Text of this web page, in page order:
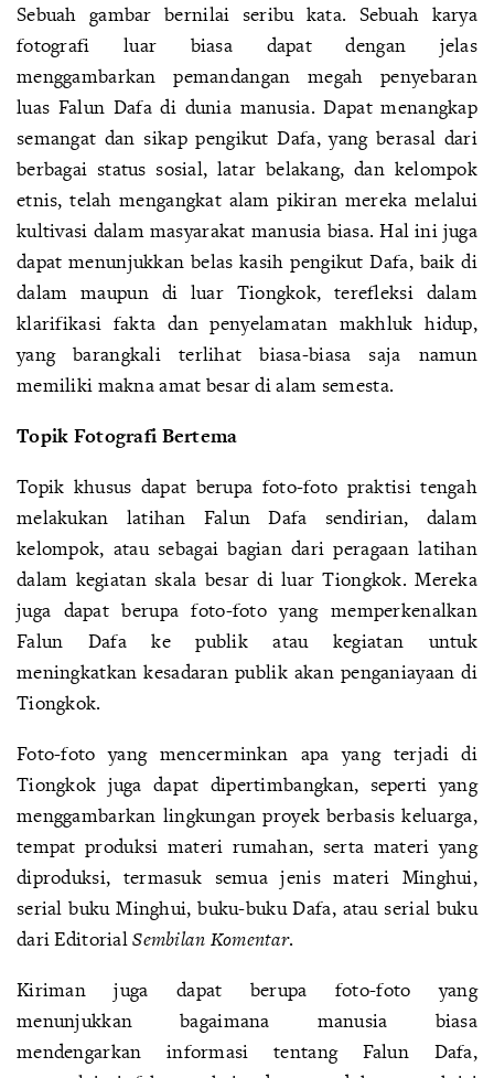
Sebuah gambar bernilai seribu kata. Sebuah karya
fotografi luar biasa dapat dengan jelas
menggambarkan pemandangan megah penyebaran
luas Falun Dafa di dunia manusia. Dapat menangkap
semangat dan sikap pengikut Dafa, yang berasal dari
berbagai status sosial, latar belakang, dan kelompok
etnis, telah mengangkat alam pikiran mereka melalui
kultivasi dalam masyarakat manusia biasa. Hal ini juga
dapat menunjukkan belas kasih pengikut Dafa, baik di
dalam maupun di luar Tiongkok, terefleksi dalam
klarifikasi fakta dan penyelamatan makhluk hidup,
yang barangkali terlihat biasa-biasa saja namun
memiliki makna amat besar di alam semesta.
Topik Fotografi Bertema
Topik khusus dapat berupa foto-foto praktisi tengah
melakukan latihan Falun Dafa sendirian, dalam
kelompok, atau sebagai bagian dari peragaan latihan
dalam kegiatan skala besar di luar Tiongkok. Mereka
juga dapat berupa foto-foto yang memperkenalkan
Falun Dafa ke publik atau kegiatan untuk
meningkatkan kesadaran publik akan penganiayaan di
Tiongkok.
Foto-foto yang mencerminkan apa yang terjadi di
Tiongkok juga dapat dipertimbangkan, seperti yang
menggambarkan lingkungan proyek berbasis keluarga,
tempat produksi materi rumahan, serta materi yang
diproduksi, termasuk semua jenis materi Minghui,
serial buku Minghui, buku-buku Dafa, atau serial buku
dari EditorialSembilan Komentar.
Kiriman juga dapat berupa foto-foto yang
menunjukkan bagaimana manusia biasa
mendengarkan informasi tentang Falun Dafa,